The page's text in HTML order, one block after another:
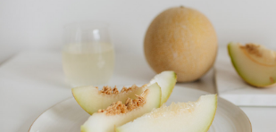
Дыня содержит много
жидкости, поэтому организму не
много энергии, чтобы ее усвоить,
доктор. Кроме того, этот плод
минералами. Так, в дыне
бета-каротин (провитамин А) —
поддержание иммунитета,
необходим для обновления
«делает пилинг изнутри»,
слизистые оболочки органов. А
бета-каротин обеспечивает дыне
ЗДОРОВЬЕ
ПРАВИЛЬНОЕ ПИТАНИЕ
ОВОЩИ
ЛЕТО ФРУКТЫ